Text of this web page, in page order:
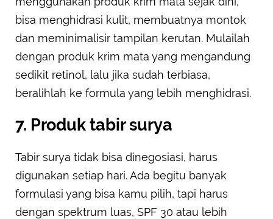
bisa menghidrasi kulit, membuatnya montok
dan meminimalisir tampilan kerutan. Mulailah
dengan produk krim mata yang mengandung
sedikit retinol, lalu jika sudah terbiasa,
beralihlah ke formula yang lebih menghidrasi.
7. Produk tabir surya
Tabir surya tidak bisa dinegosiasi, harus
digunakan setiap hari. Ada begitu banyak
formulasi yang bisa kamu pilih, tapi harus
dengan spektrum luas, SPF 30 atau lebih